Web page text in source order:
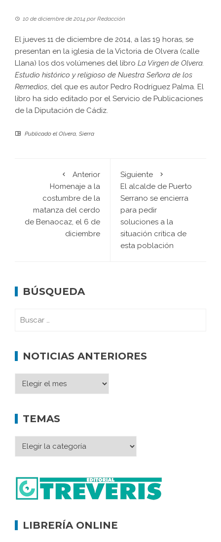
10 de diciembre de 2014 porRedacción
El jueves 11 de diciembre de 2014, a las 19 horas, se
presentan en la iglesia de la Victoria de Olvera (calle
Llana) los dos volúmenes del libro La Virgen de Olvera.
Estudio histórico y religioso de Nuestra Señora de los
Remedios, del que es autor Pedro Rodríguez Palma. El
libro ha sido editado por el Servicio de Publicaciones
de la Diputación de Cádiz.
Publicado el Olvera, Sierra
Anterior
Homenaje a la
costumbre de la
matanza del cerdo
de Benaocaz, el 6 de
diciembre
Siguiente
El alcalde de Puerto
Serrano se encierra
para pedir
soluciones a la
situación crítica de
esta población
BÚSQUEDA
NOTICIAS ANTERIORES
TEMAS
LIBRERÍA ONLINE